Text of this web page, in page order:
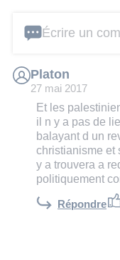
Écrire un
Platon
27 mai 2017
Et les
il n y a pas de
balayant d un
christianisme et
y a trouvera a
politiquement
Répondre